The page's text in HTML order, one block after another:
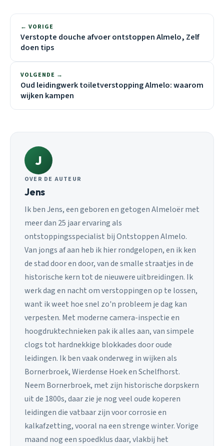
← VORIGE
Verstopte douche afvoer ontstoppen Almelo, Zelf
doen tips
VOLGENDE →
Oud leidingwerk toiletverstopping Almelo: waarom
wijken kampen
J
OVER DE AUTEUR
Jens
Ik ben Jens, een geboren en getogen Almeloër met
meer dan 25 jaar ervaring als
ontstoppingsspecialist bij Ontstoppen Almelo.
Van jongs af aan heb ik hier rondgelopen, en ik ken
de stad door en door, van de smalle straatjes in de
historische kern tot de nieuwere uitbreidingen. Ik
werk dag en nacht om verstoppingen op te lossen,
want ik weet hoe snel zo'n probleem je dag kan
verpesten. Met moderne camera-inspectie en
hoogdruktechnieken pak ik alles aan, van simpele
clogs tot hardnekkige blokkades door oude
leidingen. Ik ben vaak onderweg in wijken als
Bornerbroek, Wierdense Hoek en Schelfhorst.
Neem Bornerbroek, met zijn historische dorpskern
uit de 1800s, daar zie je nog veel oude koperen
leidingen die vatbaar zijn voor corrosie en
kalkafzetting, vooral na een strenge winter. Vorige
maand nog een spoedklus daar, vlakbij het